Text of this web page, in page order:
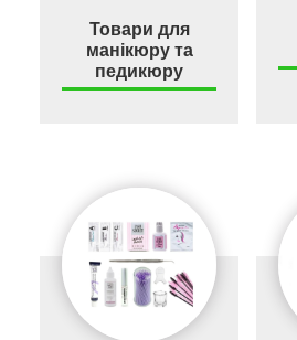
Товари для
манікюру та
педикюру